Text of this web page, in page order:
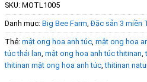
SKU: MOTL1005
Danh mục: Big Bee Farm,Đặc sản 3 miền
Thẻ: mật ong hoa anh túc, mật ong hoa
túc thái lan, mật ong hoa anh túc thitinan,
thitinan mật ong hoa anh túc,thitinan